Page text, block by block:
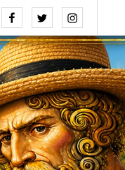
FacebookTwitterInstagram